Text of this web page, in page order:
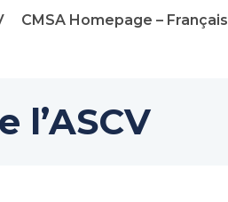
CMSA Homepage – Français